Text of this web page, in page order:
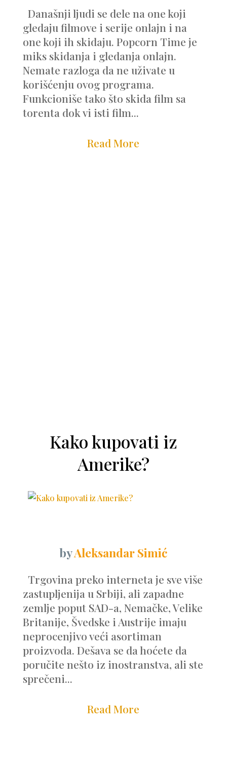
Današnji ljudi se dele na one koji
gledaju filmove i serije onlajn i na
one koji ih skidaju. Popcorn Time je
miks skidanja i gledanja onlajn.
Nemate razloga da ne uživate u
korišćenju ovog programa.
Funkcioniše tako što skida film sa
torenta dok vi isti film...
Read More
Kako kupovati iz
Amerike?
byAleksandar Simić
Trgovina preko interneta je sve više
zastupljenija u Srbiji, ali zapadne
zemlje poput SAD-a, Nemačke, Velike
Britanije, Švedske i Austrije imaju
neprocenjivo veći asortiman
proizvoda. Dešava se da hoćete da
poručite nešto iz inostranstva, ali ste
sprečeni...
Read More